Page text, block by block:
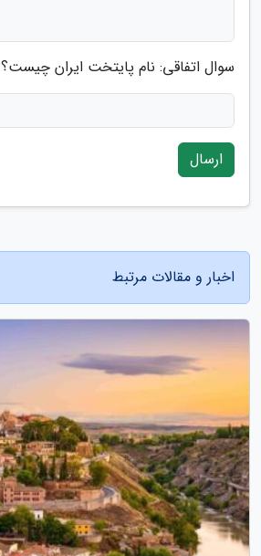
سوال اتفاقی: نام پایتخت ایران چیست؟
ارسال
اخبار و مقالات مرتبط